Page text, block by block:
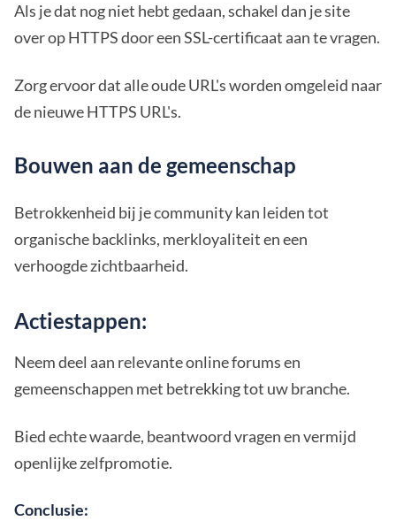
Als je dat nog niet hebt gedaan, schakel dan je site
over op HTTPS door een SSL-certificaat aan te vragen.
Zorg ervoor dat alle oude URL's worden omgeleid naar
de nieuwe HTTPS URL's.
Bouwen aan de gemeenschap
Betrokkenheid bij je community kan leiden tot
organische backlinks, merkloyaliteit en een
verhoogde zichtbaarheid.
Actiestappen:
Neem deel aan relevante online forums en
gemeenschappen met betrekking tot uw branche.
Bied echte waarde, beantwoord vragen en vermijd
openlijke zelfpromotie.
Conclusie: